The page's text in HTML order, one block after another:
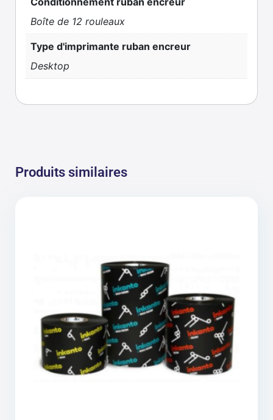
Boîte de 12 rouleaux
Type d'imprimante ruban encreur
Desktop
Produits similaires